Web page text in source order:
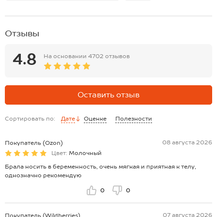
Отзывы
4.8 На основании 4702 отзывов
Оставить отзыв
Сортировать по: Дате Оценке Полезности
Покупатель (Ozon)
08 августа 2026
Цвет: Молочный
Брала носить в беременность, очень мягкая и приятная к телу,
однозначно рекомендую
0 0
Покупатель (Wildberries) 07 августа 2026